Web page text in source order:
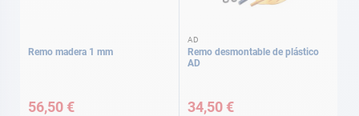
Remo madera 1 mm
56,50 €
AD
Remo desmontable de plástico
AD
34,50 €